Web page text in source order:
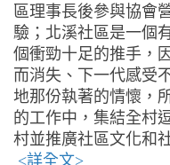
區理事長後參與協會
驗；北溪社區是一個
個衝勁十足的推手，
而消失、下一代感受
地那份執著的情懷，
的工作中，集結全村
村並推廣社區文化和
<詳全文>